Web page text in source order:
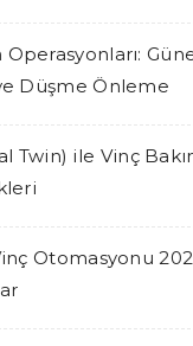
Operasyonları:
Düşme Önleme
Twin) ile Vinç
Otomasyonu